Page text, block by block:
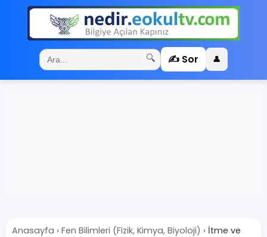
🔍 ✍️ Sor 👤
Anasayfa › Fen Bilimleri (Fizik, Kimya, Biyoloji) › İtme ve